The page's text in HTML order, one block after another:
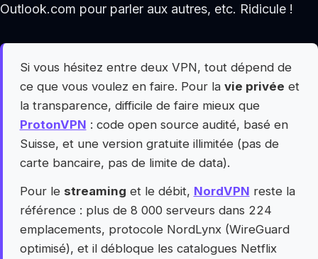
Outlook.com pour parler aux autres, etc. Ridicule !
Si vous hésitez entre deux VPN, tout dépend de
ce que vous voulez en faire. Pour la vie privée et
la transparence, difficile de faire mieux que
ProtonVPN : code open source audité, basé en
Suisse, et une version gratuite illimitée (pas de
carte bancaire, pas de limite de data).
Pour le streaming et le débit, NordVPN reste la
référence : plus de 8 000 serveurs dans 224
emplacements, protocole NordLynx (WireGuard
optimisé), et il débloque les catalogues Netflix